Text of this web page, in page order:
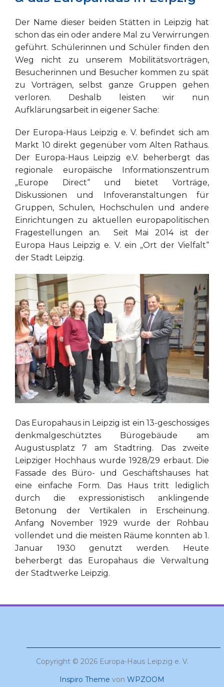
Der Name dieser beiden Stätten in Leipzig hat
schon das ein oder andere Mal zu Verwirrungen
geführt. Schülerinnen und Schüler finden den
Weg nicht zu unserem Mobilitätsvorträgen,
Besucherinnen und Besucher kommen zu spät
zu Vorträgen, selbst ganze Gruppen gehen
verloren. Deshalb leisten wir nun
Aufklärungsarbeit in eigener Sache:
Der Europa-Haus Leipzig e. V. befindet sich am
Markt 10 direkt gegenüber vom Alten Rathaus.
Der Europa-Haus Leipzig e.V. beherbergt das
regionale europäische Informationszentrum
„Europe Direct“ und bietet Vorträge,
Diskussionen und Infoveranstaltungen für
Gruppen, Schulen, Hochschulen und andere
Einrichtungen zu aktuellen europapolitischen
Fragestellungen an. Seit Mai 2014 ist der
Europa Haus Leipzig e. V. ein „Ort der Vielfalt“
der Stadt Leipzig.
Das Europahaus in Leipzig ist ein 13-geschossiges
denkmalgeschütztes Bürogebäude am
Augustusplatz 7 am Stadtring. Das zweite
Leipziger Hochhaus wurde 1928/29 erbaut. Die
Fassade des Büro- und Geschäftshauses hat
eine einfache Form. Das Haus tritt lediglich
durch die expressionistisch anklingende
Betonung der Vertikalen in Erscheinung.
Anfang November 1929 wurde der Rohbau
vollendet und die meisten Räume konnten ab 1.
Januar 1930 genutzt werden. Heute
beherbergt das Europahaus die Verwaltung
der Stadtwerke Leipzig.
Copyright © 2026 Europa-Haus Leipzig e. V.
Inspiro Theme von WPZOOM